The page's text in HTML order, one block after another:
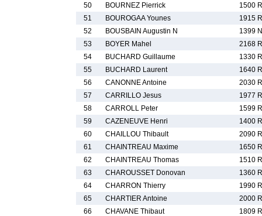
50
BOURNEZ Pierrick
1500 R
51
BOUROGAA Younes
1915 R
52
BOUSBAIN Augustin N
1399 N
53
BOYER Mahel
2168 R
54
BUCHARD Guillaume
1330 R
55
BUCHARD Laurent
1640 R
56
CANONNE Antoine
2030 R
57
CARRILLO Jesus
1977 R
58
CARROLL Peter
1599 R
59
CAZENEUVE Henri
1400 R
60
CHAILLOU Thibault
2090 R
61
CHAINTREAU Maxime
1650 R
62
CHAINTREAU Thomas
1510 R
63
CHAROUSSET Donovan
1360 R
64
CHARRON Thierry
1990 R
65
CHARTIER Antoine
2000 R
66
CHAVANE Thibaut
1809 R